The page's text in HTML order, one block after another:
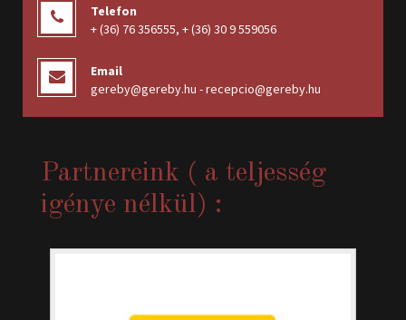
Telefon
+ (36) 76 356555, + (36) 30 9 559056
Email
gereby@gereby.hu - recepcio@gereby.hu
Partnereink ( a teljesség
igénye nélkül) :